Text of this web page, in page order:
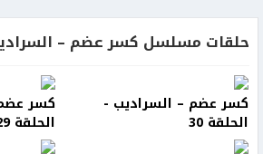
حلقات مسلسل كسر عضم –
كسر عضم – السراديب -
الحلقة 30
كسر
الحلقة 29